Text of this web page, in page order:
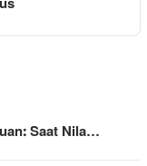
Saat Nila…